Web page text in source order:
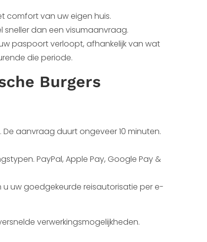
comfort van uw eigen huis.
sneller dan een visumaanvraag.
paspoort verloopt, afhankelijk van wat
die periode.
Burgers
De aanvraag duurt ongeveer 10 minuten.
PayPal, Apple Pay, Google Pay &
u uw goedgekeurde reisautorisatie per e-
verwerkingsmogelijkheden.